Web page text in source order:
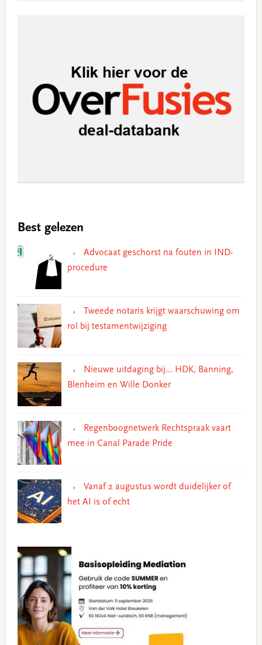
Best gelezen
Advocaat geschorst na fouten in IND-
procedure
Tweede notaris krijgt waarschuwing om
rol bij testamentwijziging
Nieuwe uitdaging bij… HDK, Banning,
Blenheim en Wille Donker
Regenboognetwerk Rechtspraak vaart
mee in Canal Parade Pride
Vanaf 2 augustus wordt duidelijker of
het AI is of echt